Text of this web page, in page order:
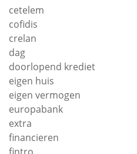
cetelem
cofidis
crelan
dag
doorlopend krediet
eigen huis
eigen vermogen
europabank
extra
financieren